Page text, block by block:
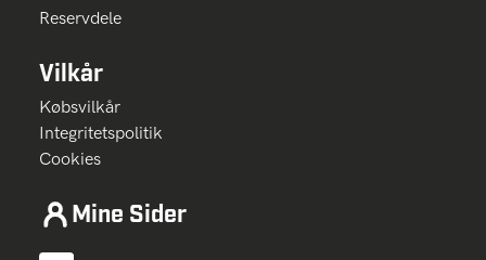
Reservdele
Vilkår
Købsvilkår
Integritetspolitik
Cookies
Mine Sider